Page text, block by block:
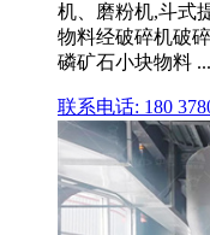
机、磨粉机,斗式
物料经破碎机破
磷矿石小块物料 ...
联系电话: 180